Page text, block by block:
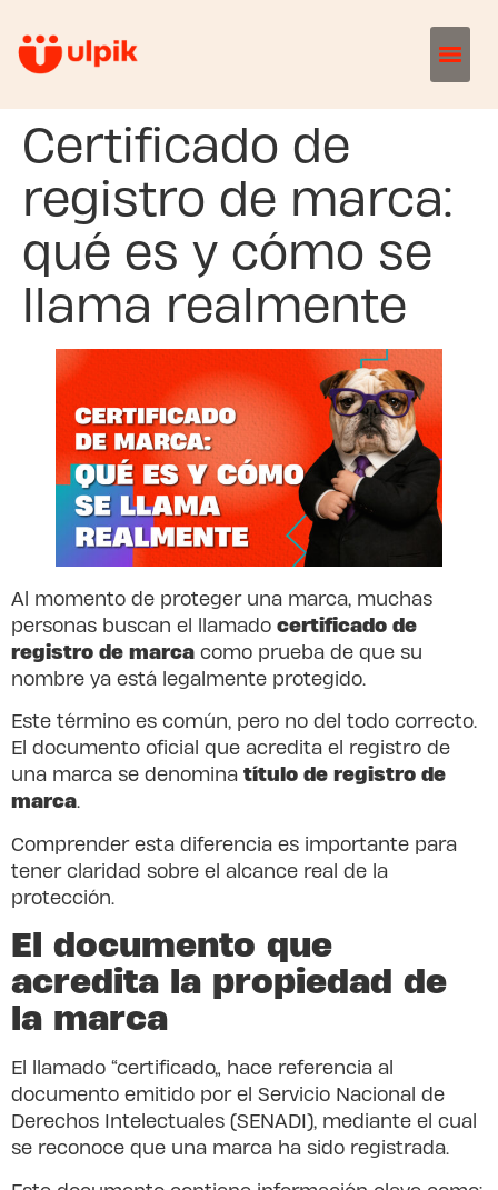
Certificado de
registro de marca:
qué es y cómo se
llama realmente
Al momento de proteger una marca, muchas
personas buscan el llamado certificado de
registro de marca como prueba de que su
nombre ya está legalmente protegido.
Este término es común, pero no del todo correcto.
El documento oficial que acredita el registro de
una marca se denomina título de registro de
marca.
Comprender esta diferencia es importante para
tener claridad sobre el alcance real de la
protección.
El documento que
acredita la propiedad de
la marca
El llamado “certificado” hace referencia al
documento emitido por el Servicio Nacional de
Derechos Intelectuales (SENADI), mediante el cual
se reconoce que una marca ha sido registrada.